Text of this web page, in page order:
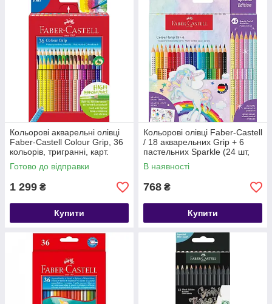
Кольорові акварельні олівці
Faber-Castell Colour Grip, 36
кольорів, тригранні, карт.
коробка
Готово до відправки
1 299 ₴
Купити
Кольорові олівці Faber-Castell
/ 18 акварельних Grip + 6
пастельних Sparkle (24 шт,
+стікери Unicorn) 201543
В наявності
768 ₴
Купити